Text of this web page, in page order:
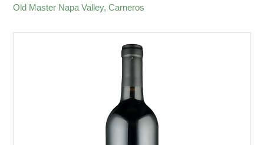
Old Master Napa Valley, Carneros